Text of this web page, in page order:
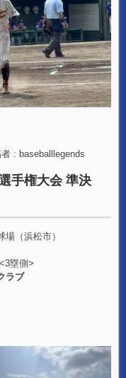
: baseballlegends
手権大会 準決
（浜松市）
側>
ラブ